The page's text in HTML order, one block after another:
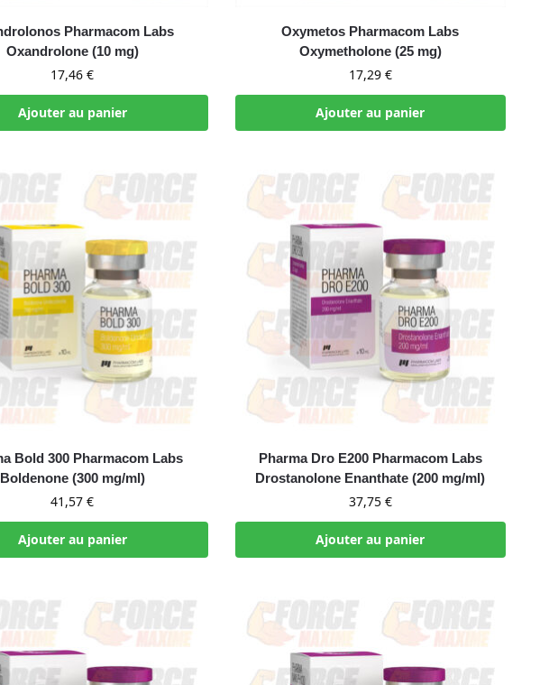
Pharmacom Labs
Oxandrolone (10 mg)
17,46€
Ajouter au panier
Oxymetos Pharmacom Labs
Oxymetholone (25 mg)
17,29 €
Ajouter au panier
Bold 300 Pharmacom Labs
Boldenone (300 mg/ml)
41,57€
Ajouter au panier
Pharma Dro E200 Pharmacom Labs
Drostanolone Enanthate (200 mg/ml)
37,75 €
Ajouter au panier